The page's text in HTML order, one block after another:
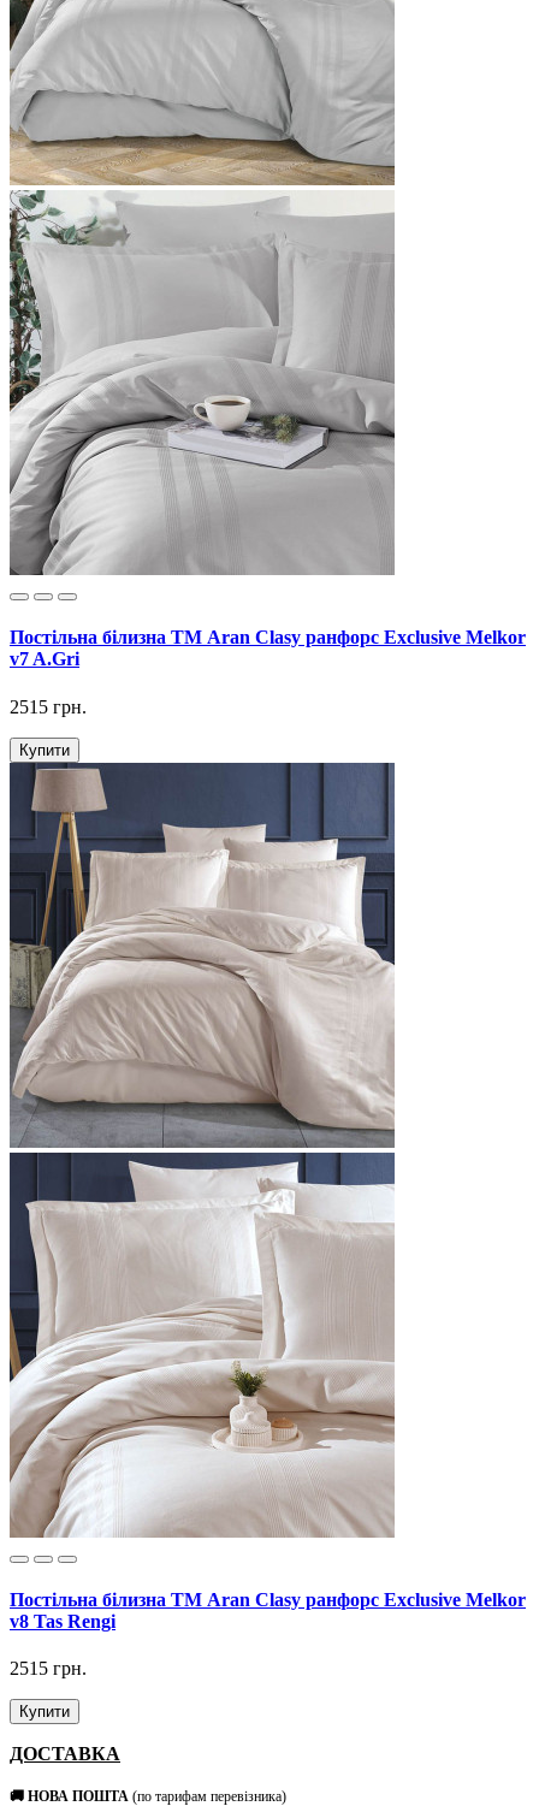
Постільна білизна ТМ Aran Clasy ранфорс Exclusive Melkor
v7 A.Gri
2515 грн.
Купити
Постільна білизна ТМ Aran Clasy ранфорс Exclusive Melkor
v8 Tas Rengi
2515 грн.
Купити
ДОСТАВКА
🚚 НОВА ПОШТА (по тарифам перевізника)